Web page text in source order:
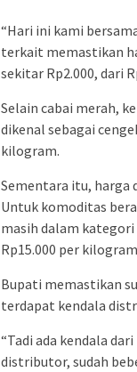
“Hari ini kami
terkait memastikan
sekitar Rp2.000, dari
Selain cabai merah,
dikenal sebagai
kilogram.
Sementara itu, harga
Untuk komoditas
masih dalam
Rp15.000 per
Bupati memastikan
terdapat kendala
“Tadi ada kendala
distributor, sudah